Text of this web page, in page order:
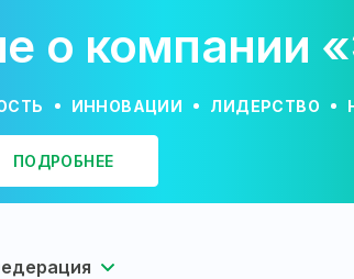
о компании
ИННОВАЦИИ ЛИДЕРСТВО
ПОДРОБНЕЕ